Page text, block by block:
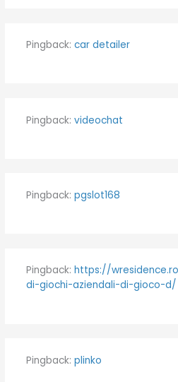
Pingback: car detailer
Pingback: videochat
Pingback: pgslot168
Pingback: https://
di-giochi-aziendali-di-gioco-d/
Pingback: plinko